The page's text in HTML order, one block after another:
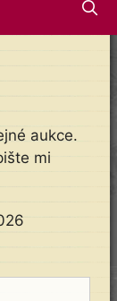
aukce.
mi